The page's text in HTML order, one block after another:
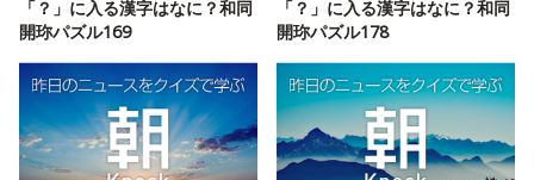
「？」に入る漢字はなに？和同
開珎パズル169
「？」に入る漢字はなに？和同
開珎パズル178